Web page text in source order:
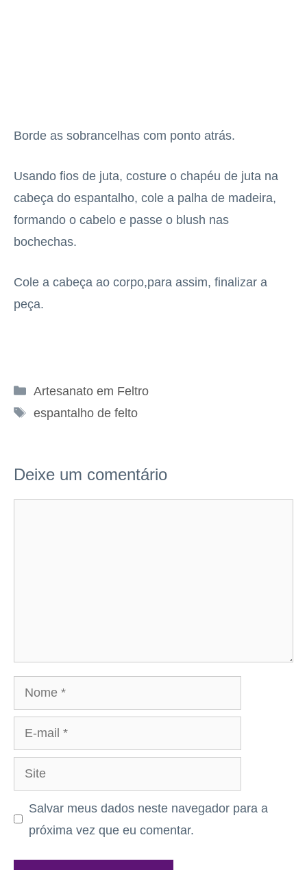
Borde as sobrancelhas com ponto atrás.
Usando fios de juta, costure o chapéu de juta na
cabeça do espantalho, cole a palha de madeira,
formando o cabelo e passe o blush nas
bochechas.
Cole a cabeça ao corpo,para assim, finalizar a
peça.
Categorias
Artesanato em Feltro
Tags
espantalho de felto
Deixe um comentário
Nome
mail
Site
Salvar meus dados neste navegador para a
próxima vez que eu comentar.